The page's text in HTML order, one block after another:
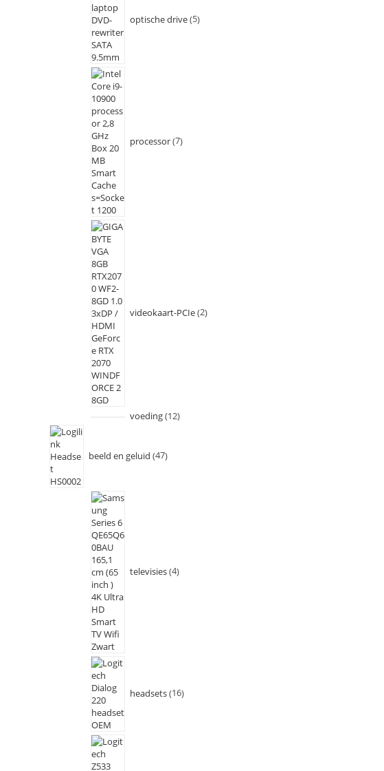
optische drive 5
processor 7
videokaart-PCIe 2
voeding 12
beeld en geluid 47
televisies 4
headsets 16